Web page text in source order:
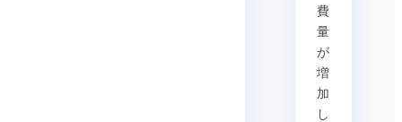
費
量
が
増
加
し